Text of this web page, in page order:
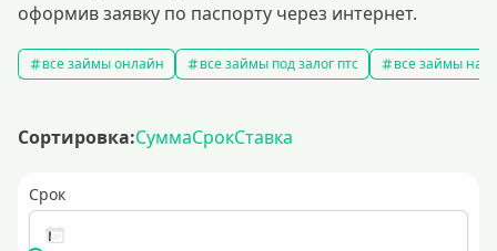
оформив заявку по паспорту через интернет.
все займы онлайн все займы под залог птс все займы на
Сортировка:СуммаСрокСтавка
Срок